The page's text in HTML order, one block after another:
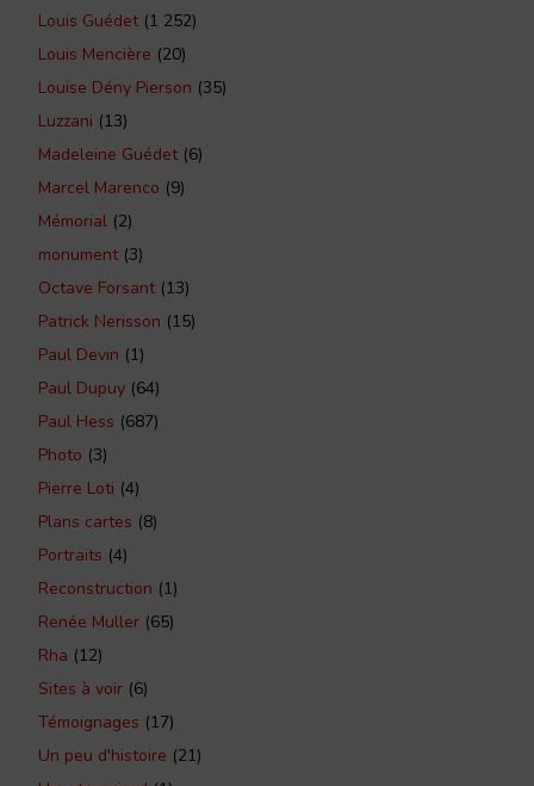
Louis Guédet(1 252)
Louis Mencière (20)
Louise Dény Pierson (35)
Luzzani (13)
Madeleine Guédet(6)
Marcel Marenco (9)
Mémorial (2)
monument(3)
Octave Forsant(13)
Patrick Nerisson (15)
Paul Devin (1)
Paul Dupuy (64)
Paul Hess (687)
Photo (3)
Pierre Loti (4)
Plans cartes (8)
Portraits (4)
Reconstruction (1)
Renée Muller (65)
Rha (12)
Sites à voir (6)
Témoignages (17)
Un peu d'histoire (21)